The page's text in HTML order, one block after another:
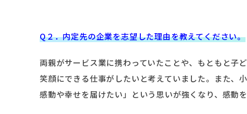
Q２．内定先の企業を志望した理由を教えてください。
両親がサービス業に携わっていたことや、もともと子
笑顔にできる仕事がしたいと考えていました。また、
感動や幸せを届けたい」という思いが強くなり、感動